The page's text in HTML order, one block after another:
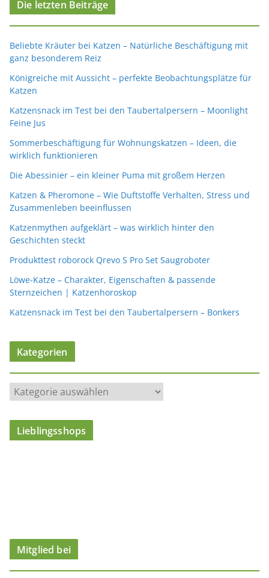
Die letzten Beiträge
Beliebte Kräuter bei Katzen – Natürliche Beschäftigung mit
ganz besonderem Reiz
Königreiche mit Aussicht – perfekte Beobachtungsplätze für
Katzen
Katzensnack im Test bei den Taubertalpersern – Moonlight
Feine Jus
Sommerbeschäftigung für Wohnungskatzen – Ideen, die
wirklich funktionieren
Die Abessinier – ein kleiner Puma mit großem Herzen
Katzen & Pheromone – Wie Duftstoffe Verhalten, Stress und
Zusammenleben beeinflussen
Katzenmythen aufgeklärt – was wirklich hinter den
Geschichten steckt
Produkttest roborock Qrevo S Pro Set Saugroboter
Löwe-Katze – Charakter, Eigenschaften & passende
Sternzeichen | Katzenhoroskop
Katzensnack im Test bei den Taubertalpersern – Bonkers
Kategorien
a
t
Lieblingsshops
Mitglied bei